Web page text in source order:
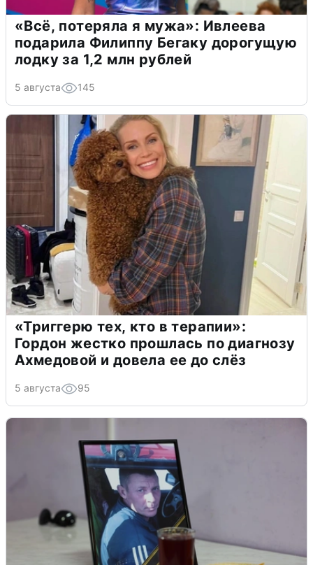
«Всё, потеряла я мужа»: Ивлеева
подарила Филиппу Бегаку дорогущую
лодку за 1,2 млн рублей
5 августа 145
«Триггерю тех, кто в терапии»:
Гордон жестко прошлась по диагнозу
Ахмедовой и довела ее до слёз
5 августа 95